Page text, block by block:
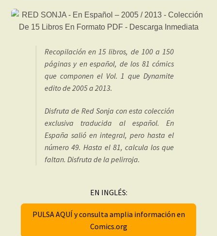
Recopilación en 15 libros, de 100 a 150
páginas y en español, de los 81 cómics
que componen el Vol. 1 que Dynamite
edito de 2005 a 2013.
Disfruta de Red Sonja con esta colección
exclusiva traducida al español. En
España salió en integral, pero hasta el
número 49. Hasta el 81, calcula los que
faltan. Disfruta de la pelirroja.
EN INGLÉS:
PULSA AQUÍ y consulta amplia información en
Comics.org